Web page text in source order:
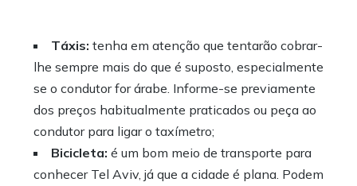
Táxis: tenha em atenção que tentarão cobrar-
lhe sempre mais do que é suposto, especialmente
se o condutor for árabe. Informe-se previamente
dos preços habitualmente praticados ou peça ao
condutor para ligar o taxímetro;
Bicicleta:é um bom meio de transporte para
conhecer Tel Aviv, já que a cidade é plana. Podem